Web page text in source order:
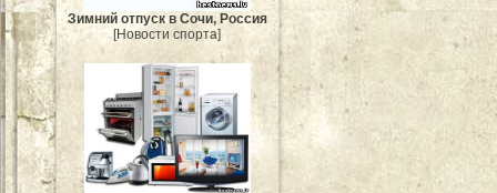
Зимний отпуск в Сочи, Россия
[Новости спорта]